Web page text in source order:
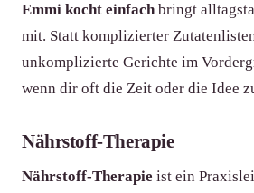
Emmi kocht einfachbringt
mit. Statt komplizierter
unkomplizierte Gerichte im
wenn dir oft die Zeit oder die Idee
Nährstoff-Therapie
Nährstoff-Therapie ist ein